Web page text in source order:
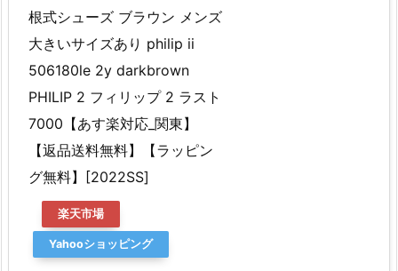
根式シューズ ブラウン メンズ
大きいサイズあり philip ii
506180le 2y darkbrown
PHILIP 2 フィリップ 2 ラスト
7000【あす楽対応_関東】
【返品送料無料】【ラッピン
グ無料】[2022SS]
楽天市場
Yahooショッピング